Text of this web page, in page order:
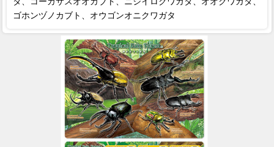
ゴホンヅノカブト、オウゴンオニクワガタ